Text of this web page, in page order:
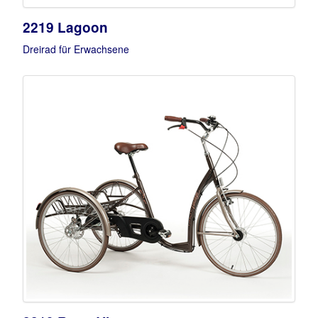
2219 Lagoon
Dreirad für Erwachsene